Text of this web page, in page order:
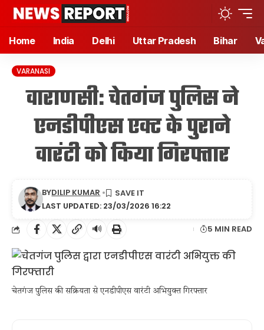
Home India Delhi Uttar Pradesh Bihar
VARANASI
वाराणसी: चेतगंज पुलिस ने
एनडीपीएस एक्ट के पुराने
वारंटी को किया गिरफ्तार
LAST UPDATED: 23/03/2026 16:22
BYDILIP KUMAR
🔊 5 MIN READ
चेतगंज पुलिस की सक्रियता से एनडीपीएस वारंटी अभियुक्त गिरफ्तार